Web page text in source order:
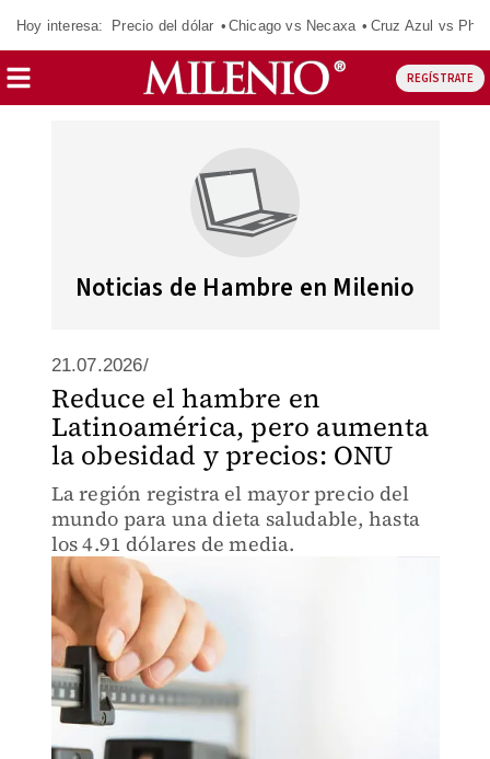
Hoy interesa: Precio del dólar Chicago vs Necaxa Cruz Azul vs
REGÍSTRATE
Noticias de Hambre en Milenio
21.07.2026/
Reduce el hambre en
Latinoamérica, pero aumenta
la obesidad y precios: ONU
La región registra el mayor precio del
mundo para una dieta saludable, hasta
los 4.91 dólares de media.